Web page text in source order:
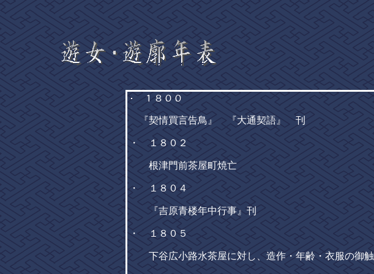
･ １８００
『契情買言告鳥』 『大通契語』 刊
・ １８０２
根津門前茶屋町焼亡
・ １８０４
『吉原青楼年中行事』刊
・ １８０５
下谷広小路水茶屋に対し、造作・年齢・衣服の御触